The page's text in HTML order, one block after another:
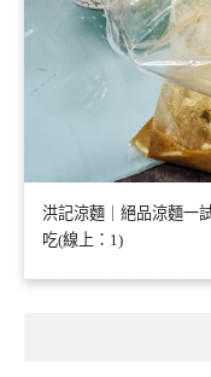
洪記涼麵｜絕品涼麵一
吃(線上：1)